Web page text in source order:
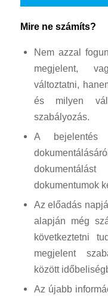
Mire ne számíts?
Nem azzal
megjelent,
változtatni,
és milyen
szabályozás.
A bejelentés
dokumentumok
Az előadás
alapján még
következtetni
megjelent
között
Az újabb